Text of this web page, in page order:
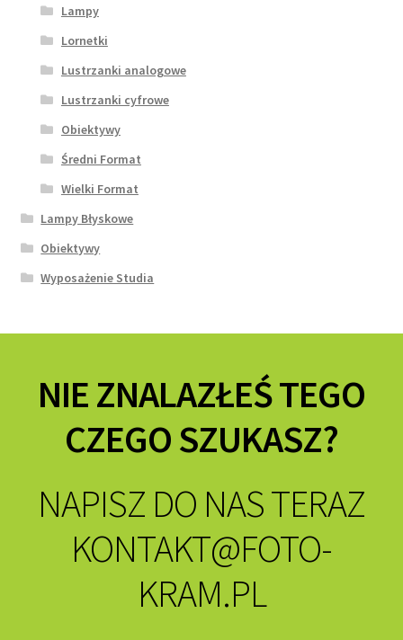
Lampy
Lornetki
Lustrzanki analogowe
Lustrzanki cyfrowe
Obiektywy
Średni Format
Wielki Format
Lampy Błyskowe
Obiektywy
Wyposażenie Studia
NIE ZNALAZŁEŚ TEGO
CZEGO SZUKASZ?
NAPISZ DO NAS TERAZ
KONTAKT@FOTO-
KRAM.PL